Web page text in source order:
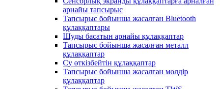
арнайы тапсырыс
Тапсырыс бойынша жасалған Bluetooth
құлаққаптары
Шуды басатын арнайы құлаққаптар
Тапсырыс бойынша жасалған металл
құлаққаптар
Су өткізбейтін құлаққаптар
Тапсырыс бойынша жасалған мөлдір
құлаққаптар